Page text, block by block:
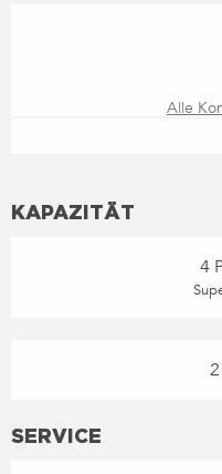
Alle
KAPAZITÄT
4
SERVICE